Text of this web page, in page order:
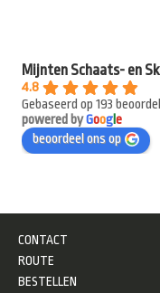
Mijnten Schaats- en
4.8
Gebaseerd op 193
powered byGooge
beoordeel ons op
CONTACT
ROUTE
BESTELLEN